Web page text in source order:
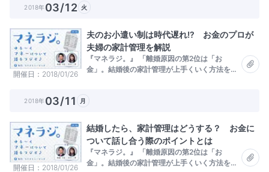
2018年03/12 火
開催日 2018/01/26
夫のお小遣い制は時代遅れ!? お金のプロが
夫婦の家計管理を解説
『マネラジ。』 「離婚原因の第2位は「お
金」。結婚後の家計管理が上手くいく方法をお
2018年03/11 月
開催日 2018/01/26
結婚したら、家計管理はどうする？ お金に
ついて話し合う際のポイントとは
『マネラジ。』 「離婚原因の第2位は「お
金」。結婚後の家計管理が上手くいく方法をお